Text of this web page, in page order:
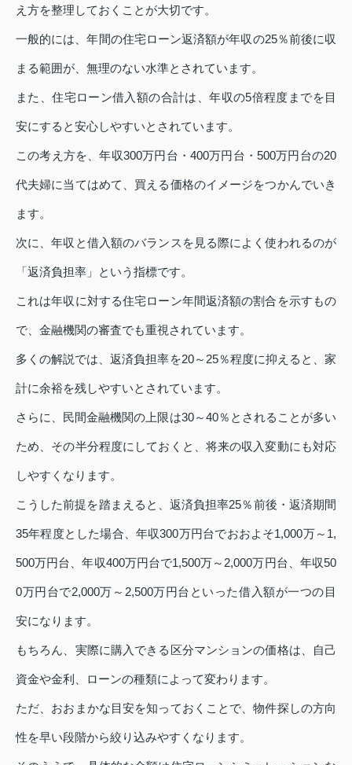
え方を整理しておくことが大切です。
一般的には、年間の住宅ローン返済額が年収の25％前後に収
まる範囲が、無理のない水準とされています。
また、住宅ローン借入額の合計は、年収の5倍程度までを目
安にすると安心しやすいとされています。
この考え方を、年収300万円台・400万円台・500万円台の20
代夫婦に当てはめて、買える価格のイメージをつかんでいき
ます。
次に、年収と借入額のバランスを見る際によく使われるのが
「返済負担率」という指標です。
これは年収に対する住宅ローン年間返済額の割合を示すもの
で、金融機関の審査でも重視されています。
多くの解説では、返済負担率を20～25％程度に抑えると、家
計に余裕を残しやすいとされています。
さらに、民間金融機関の上限は30～40％とされることが多い
ため、その半分程度にしておくと、将来の収入変動にも対応
しやすくなります。
こうした前提を踏まえると、返済負担率25％前後・返済期間
35年程度とした場合、年収300万円台でおおよそ1,000万～1,
500万円台、年収400万円台で1,500万～2,000万円台、年収50
0万円台で2,000万～2,500万円台といった借入額が一つの目
安になります。
もちろん、実際に購入できる区分マンションの価格は、自己
資金や金利、ローンの種類によって変わります。
ただ、おおまかな目安を知っておくことで、物件探しの方向
性を早い段階から絞り込みやすくなります。